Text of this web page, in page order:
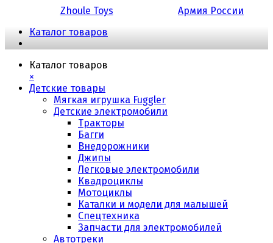
Zhoule Toys
Армия России
Каталог товаров
Каталог товаров
×
Детские товары
Мягкая игрушка Fuggler
Детские электромобили
Тракторы
Багги
Внедорожники
Джипы
Легковые электромобили
Квадроциклы
Мотоциклы
Каталки и модели для малышей
Спецтехника
Запчасти для электромобилей
Автотреки